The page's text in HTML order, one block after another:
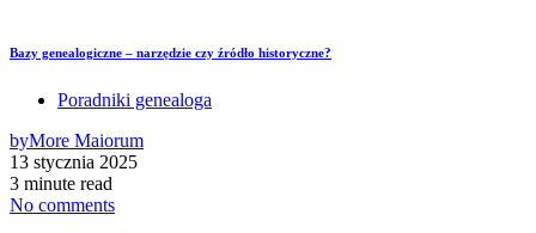
Bazy genealogiczne – narzędzie czy źródło historyczne?
Poradniki genealoga
byMore Maiorum
13 stycznia 2025
3 minute read
No comments